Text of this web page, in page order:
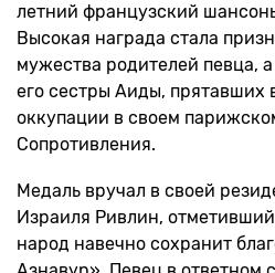
летний французский
Высокая награда стала
мужества родителей певца,
его сестры Аиды, прятавших
оккупации в своем
Сопротивления.
Медаль вручал в своей
Израиля Ривлин,
народ навечно сохранит